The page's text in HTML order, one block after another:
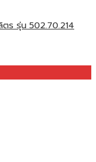
ตร รุ่น 502.70.214